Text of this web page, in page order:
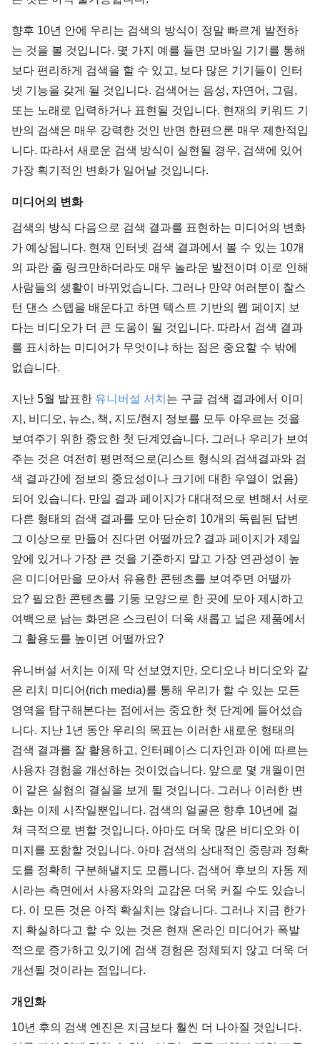
향후 10년 안에 우리는 검색의 방식이 정말 빠르게 발전하
는 것을 볼 것입니다. 몇 가지 예를 들면 모바일 기기를 통해
보다 편리하게 검색을 할 수 있고, 보다 많은 기기들이 인터
넷 기능을 갖게 될 것입니다. 검색어는 음성, 자연어, 그림,
또는 노래로 입력하거나 표현될 것입니다. 현재의 키워드 기
반의 검색은 매우 강력한 것인 반면 한편으론 매우 제한적입
니다. 따라서 새로운 검색 방식이 실현될 경우, 검색에 있어
가장 획기적인 변화가 일어날 것입니다.
미디어의 변화
검색의 방식 다음으로 검색 결과를 표현하는 미디어의 변화
가 예상됩니다. 현재 인터넷 검색 결과에서 볼 수 있는 10개
의 파란 줄 링크만하더라도 매우 놀라운 발전이며 이로 인해
사람들의 생활이 바뀌었습니다. 그러나 만약 여러분이 찰스
턴 댄스 스텝을 배운다고 하면 텍스트 기반의 웹 페이지 보
다는 비디오가 더 큰 도움이 될 것입니다. 따라서 검색 결과
를 표시하는 미디어가 무엇이냐 하는 점은 중요할 수 밖에
없습니다.
지난 5월 발표한 유니버설 서치 는 구글 검색 결과에서 이미
지, 비디오, 뉴스, 책, 지도/현지 정보를 모두 아우르는 것을
보여주기 위한 중요한 첫 단계였습니다. 그러나 우리가 보여
주는 것은 여전히 평면적으로(리스트 형식의 검색결과와 검
색 결과간에 정보의 중요성이나 크기에 대한 우열이 없음)
되어 있습니다. 만일 결과 페이지가 대대적으로 변해서 서로
다른 형태의 검색 결과를 모아 단순히 10개의 독립된 답변
그 이상으로 만들어 진다면 어떨까요? 결과 페이지가 제일
앞에 있거나 가장 큰 것을 기준하지 말고 가장 연관성이 높
은 미디어만을 모아서 유용한 콘텐츠를 보여주면 어떨까
요? 필요한 콘텐츠를 기둥 모양으로 한 곳에 모아 제시하고
여백으로 남는 화면은 스크린이 더욱 새롭고 넓은 제품에서
그 활용도를 높이면 어떨까요?
유니버설 서치는 이제 막 선보였지만, 오디오나 비디오와 같
은 리치 미디어(rich media)를 통해 우리가 할 수 있는 모든
영역을 탐구해본다는 점에서는 중요한 첫 단계에 들어섰습
니다. 지난 1년 동안 우리의 목표는 이러한 새로운 형태의
검색 결과를 잘 활용하고, 인터페이스 디자인과 이에 따르는
사용자 경험을 개선하는 것이었습니다. 앞으로 몇 개월이면
이 같은 실험의 결실을 보게 될 것입니다. 그러나 이러한 변
화는 이제 시작일뿐입니다. 검색의 얼굴은 향후 10년에 걸
쳐 극적으로 변할 것입니다. 아마도 더욱 많은 비디오와 이
미지를 포함할 것입니다. 아마 검색의 상대적인 중량과 정확
도를 정확히 구분해낼지도 모릅니다. 검색어 후보의 자동 제
시라는 측면에서 사용자와의 교감은 더욱 커질 수도 있습니
다. 이 모든 것은 아직 확실치는 않습니다. 그러나 지금 한가
지 확실하다고 할 수 있는 것은 현재 온라인 미디어가 폭발
적으로 증가하고 있기에 검색 경험은 정체되지 않고 더욱 더
개선될 것이라는 점입니다.
개인화
10년 후의 검색 엔진은 지금보다 훨씬 더 나아질 것입니다.